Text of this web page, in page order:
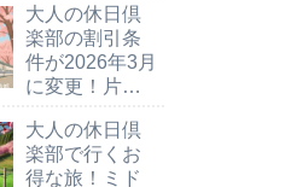
大人の休日倶
楽部の割引条
件が2026年3月
に変更！片道
割引OK
大人の休日倶
楽部で行くお
得な旅！ミド